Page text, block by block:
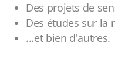
Des projets de
Des études sur la
...et bien d'autres.